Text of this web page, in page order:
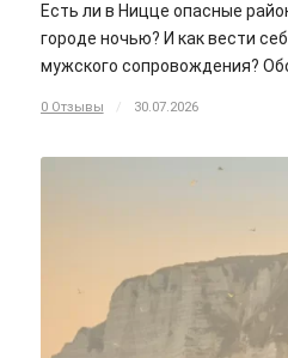
Есть ли в Ницце опасные
городе ночью? И как вести
мужского сопровождения?
0 Отзывы / 30.07.2026